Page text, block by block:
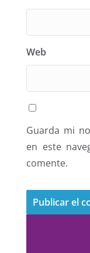
Web
Guarda mi
en este
comente.